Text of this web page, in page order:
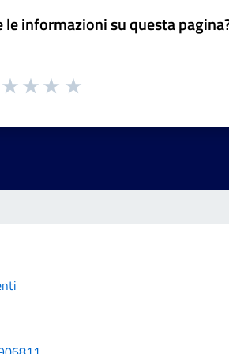
le informazioni su questa